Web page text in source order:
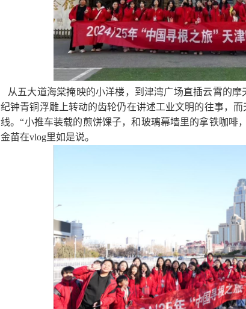
从五大道海棠掩映的小洋楼，到津湾广场直插云霄的摩
钟青铜浮雕上转动的齿轮仍在讲述工业文明的往事，
。“小推车装载的煎饼馃子，和玻璃幕墙里的拿铁咖啡
苗在vlog里如是说。